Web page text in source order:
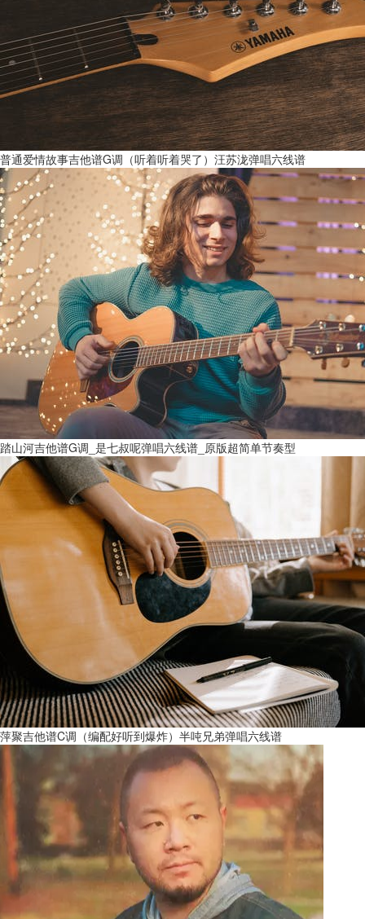
普通爱情故事吉他谱G调（听着听着哭了）汪苏泷弹唱六线谱
踏山河吉他谱G调_是七叔呢弹唱六线谱_原版超简单节奏型
萍聚吉他谱C调（编配好听到爆炸）半吨兄弟弹唱六线谱